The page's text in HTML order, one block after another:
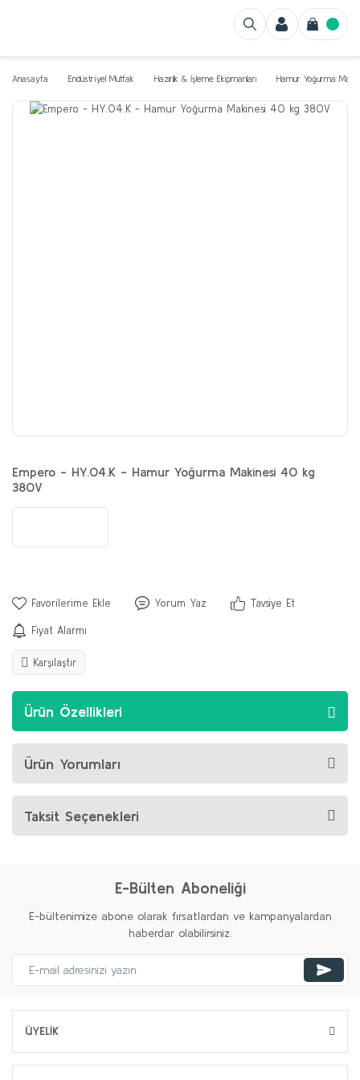
Anasayfa Endüstriyel Mutfak Hazırlık & İşleme Ekipmanları Hamur Yoğurma
Empero - HY.04.K - Hamur Yoğurma Makinesi 40 kg
380V
Yorum Yaz Tavsiye Et
Fiyat Alarmı
Karşılaştır
Ürün Özellikleri
Ürün Yorumları
Taksit Seçenekleri
E-Bülten Aboneliği
E-bültenimize abone olarak fırsatlardan ve kampanyalardan
haberdar olabilirsiniz.
ÜYELİK